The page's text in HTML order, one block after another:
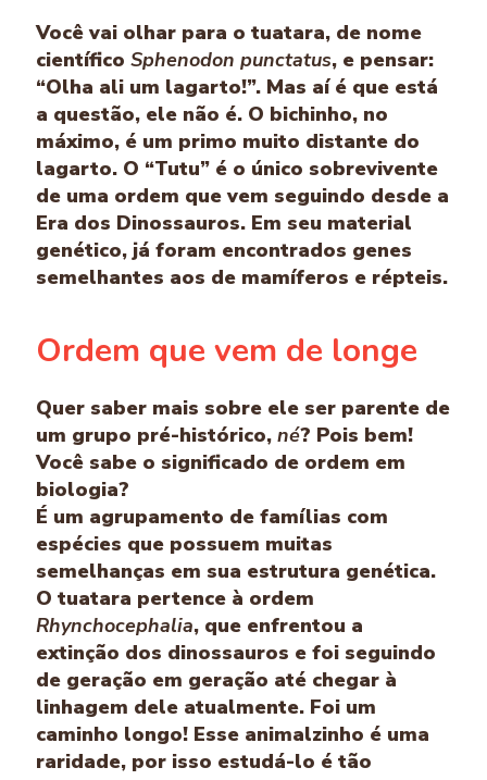
Você vai olhar para o tuatara, de nome
científico Sphenodon punctatus, e pensar:
“Olha ali um lagarto!”. Mas aí é que está
a questão, ele não é. O bichinho, no
máximo, é um primo muito distante do
lagarto. O “Tutu” é o único sobrevivente
de uma ordem que vem seguindo desde a
Era dos Dinossauros. Em seu material
genético, já foram encontrados genes
semelhantes aos de mamíferos e répteis.
Ordem que vem de longe
Quer saber mais sobre ele ser parente de
um grupo pré-histórico, né? Pois bem!
Você sabe o significado de ordem em
biologia?
É um agrupamento de famílias com
espécies que possuem muitas
semelhanças em sua estrutura genética.
O tuatara pertence à ordem
Rhynchocephalia, que enfrentou a
extinção dos dinossauros e foi seguindo
de geração em geração até chegar à
linhagem dele atualmente. Foi um
caminho longo! Esse animalzinho é uma
raridade, por isso estudá-lo é tão